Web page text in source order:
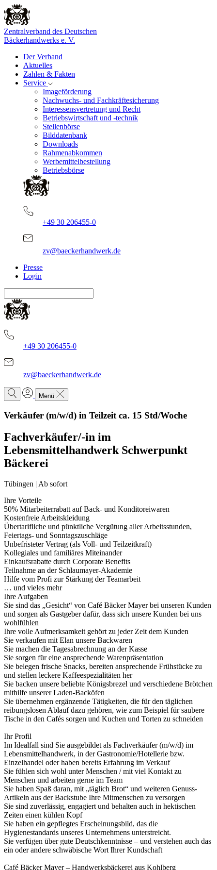
Zentralverband des Deutschen
Bäckerhandwerks e. V.
Der Verband
Aktuelles
Zahlen & Fakten
Service
Imageförderung
Nachwuchs- und Fachkräftesicherung
Interessensvertretung und Recht
Betriebswirtschaft und -technik
Stellenbörse
Bilddatenbank
Downloads
Rahmenabkommen
Werbemittelbestellung
Betriebsbörse
+49 30 206455-0
zv@baeckerhandwerk.de
Presse
Login
+49 30 206455-0
zv@baeckerhandwerk.de
Menü
Verkäufer (m/w/d) in Teilzeit ca. 15 Std/Woche
Fachverkäufer/-in im
Lebensmittelhandwerk Schwerpunkt
Bäckerei
Tübingen | Ab sofort
Ihre Vorteile
50% Mitarbeiterrabatt auf Back- und Konditoreiwaren
Kostenfreie Arbeitskleidung
Übertarifliche und pünktliche Vergütung aller Arbeitsstunden,
Feiertags- und Sonntagszuschläge
Unbefristeter Vertrag (als Voll- und Teilzeitkraft)
Kollegiales und familiäres Miteinander
Einkaufsrabatte durch Corporate Benefits
Teilnahme an der Schlaumayer-Akademie
Hilfe vom Profi zur Stärkung der Teamarbeit
… und vieles mehr
Ihre Aufgaben
Sie sind das „Gesicht“ von Café Bäcker Mayer bei unseren Kunden
und sorgen als Gastgeber dafür, dass sich unsere Kunden bei uns
wohlfühlen
Ihre volle Aufmerksamkeit gehört zu jeder Zeit dem Kunden
Sie verkaufen mit Elan unsere Backwaren
Sie machen die Tagesabrechnung an der Kasse
Sie sorgen für eine ansprechende Warenpräsentation
Sie belegen frische Snacks, bereiten ansprechende Frühstücke zu
und stellen leckere Kaffeespezialitäten her
Sie backen unsere beliebte Königsbrezel und verschiedene Brötchen
mithilfe unserer Laden-Backöfen
Sie übernehmen ergänzende Tätigkeiten, die für den täglichen
reibungslosen Ablauf dazu gehören, wie zum Beispiel für saubere
Tische in den Cafés sorgen und Kuchen und Torten zu schneiden
Ihr Profil
Im Idealfall sind Sie ausgebildet als Fachverkäufer (m/w/d) im
Lebensmittelhandwerk, in der Gastronomie/Hotellerie bzw.
Einzelhandel oder haben bereits Erfahrung im Verkauf
Sie fühlen sich wohl unter Menschen / mit viel Kontakt zu
Menschen und arbeiten gerne im Team
Sie haben Spaß daran, mit „täglich Brot“ und weiteren Genuss-
Artikeln aus der Backstube Ihre Mitmenschen zu versorgen
Sie sind zuverlässig, engagiert und behalten auch in hektischen
Zeiten einen kühlen Kopf
Sie haben ein gepflegtes Erscheinungsbild, das die
Hygienestandards unseres Unternehmens unterstreicht.
Sie verfügen über gute Deutschkenntnisse – und verstehen auch das
ein oder andere schwäbische Wort Ihrer Kundschaft
Café Bäcker Mayer – Handwerksbäckerei aus Kohlberg